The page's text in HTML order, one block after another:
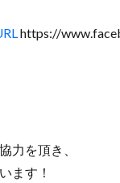
https://
力を頂き、
ます！